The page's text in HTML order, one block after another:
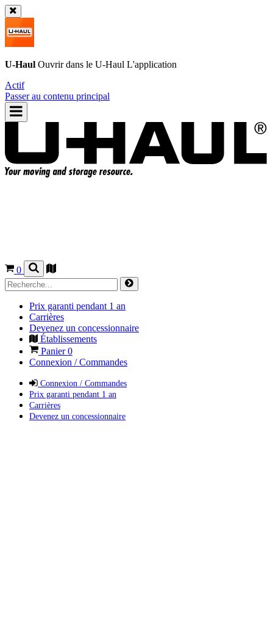
U-Haul Ouvrir dans le U-Haul L'application
Actif
Passer au contenu principal
0
Prix garanti pendant 1 an
Carrières
Devenez un concessionnaire
Établissements
Panier0
Connexion / Commandes
Connexion / Commandes
Prix garanti pendant 1 an
Carrières
Devenez un concessionnaire